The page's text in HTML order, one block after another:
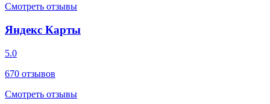
Смотреть отзывы
Яндекс Карты
5.0
670 отзывов
Смотреть отзывы